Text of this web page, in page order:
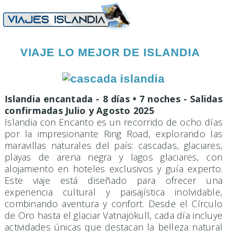
VIAJE LO MEJOR DE ISLANDIA
Islandia encantada - 8 días • 7 noches - Salidas
confirmadas Julio y Agosto 2025
Islandia con Encanto es un recorrido de ocho días
por la impresionante Ring Road, explorando las
maravillas naturales del país: cascadas, glaciares,
playas de arena negra y lagos glaciares, con
alojamiento en hoteles exclusivos y guía experto.
Este viaje está diseñado para ofrecer una
experiencia cultural y paisajística inolvidable,
combinando aventura y confort. Desde el Círculo
de Oro hasta el glaciar Vatnajökull, cada día incluye
actividades únicas que destacan la belleza natural